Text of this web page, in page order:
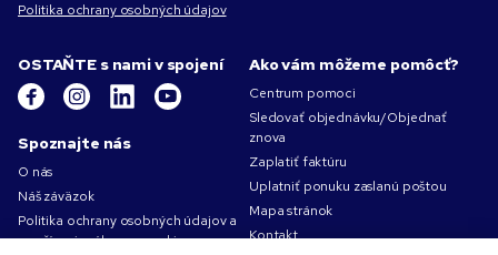
Politika ochrany osobných údajov
OSTAŇTE s nami v spojení
Spoznajte nás
O nás
Náš záväzok
Politika ochrany osobných údajov a
používania súborov cookie
Ako vám môžeme pomôcť?
Centrum pomoci
Sledovať objednávku/Objednať
znova
Zaplatiť faktúru
Uplatniť ponuku zaslanú poštou
Mapa stránok
Kontakt